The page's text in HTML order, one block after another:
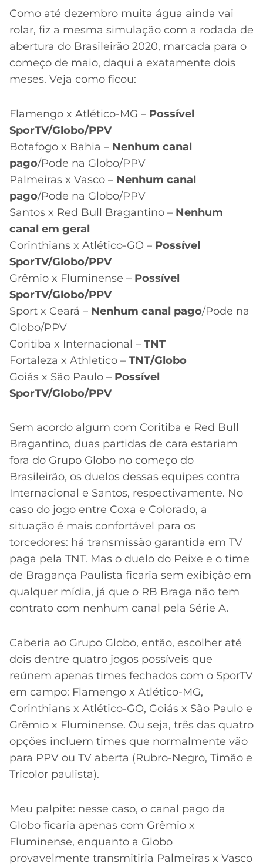
Como até dezembro muita água ainda vai
rolar, fiz a mesma simulação com a rodada de
abertura do Brasileirão 2020, marcada para o
começo de maio, daqui a exatamente dois
meses. Veja como ficou:
Flamengo x Atlético-MG – Possível
SporTV/Globo/PPV
Botafogo x Bahia – Nenhum canal
pago/Pode na Globo/PPV
Palmeiras x Vasco – Nenhum canal
pago/Pode na Globo/PPV
Santos x Red Bull Bragantino – Nenhum
canal em geral
Corinthians x Atlético-GO – Possível
SporTV/Globo/PPV
Grêmio x Fluminense – Possível
SporTV/Globo/PPV
Sport x Ceará – Nenhum canal pago/Pode na
Globo/PPV
Coritiba x Internacional – TNT
Fortaleza x Athletico – TNT/Globo
Goiás x São Paulo – Possível
SporTV/Globo/PPV
Sem acordo algum com Coritiba e Red Bull
Bragantino, duas partidas de cara estariam
fora do Grupo Globo no começo do
Brasileirão, os duelos dessas equipes contra
Internacional e Santos, respectivamente. No
caso do jogo entre Coxa e Colorado, a
situação é mais confortável para os
torcedores: há transmissão garantida em TV
paga pela TNT. Mas o duelo do Peixe e o time
de Bragança Paulista ficaria sem exibição em
qualquer mídia, já que o RB Braga não tem
contrato com nenhum canal pela Série A.
Caberia ao Grupo Globo, então, escolher até
dois dentre quatro jogos possíveis que
reúnem apenas times fechados com o SporTV
em campo: Flamengo x Atlético-MG,
Corinthians x Atlético-GO, Goiás x São Paulo e
Grêmio x Fluminense. Ou seja, três das quatro
opções incluem times que normalmente vão
para PPV ou TV aberta (Rubro-Negro, Timão e
Tricolor paulista).
Meu palpite: nesse caso, o canal pago da
Globo ficaria apenas com Grêmio x
Fluminense, enquanto a Globo
provavelmente transmitiria Palmeiras x Vasco